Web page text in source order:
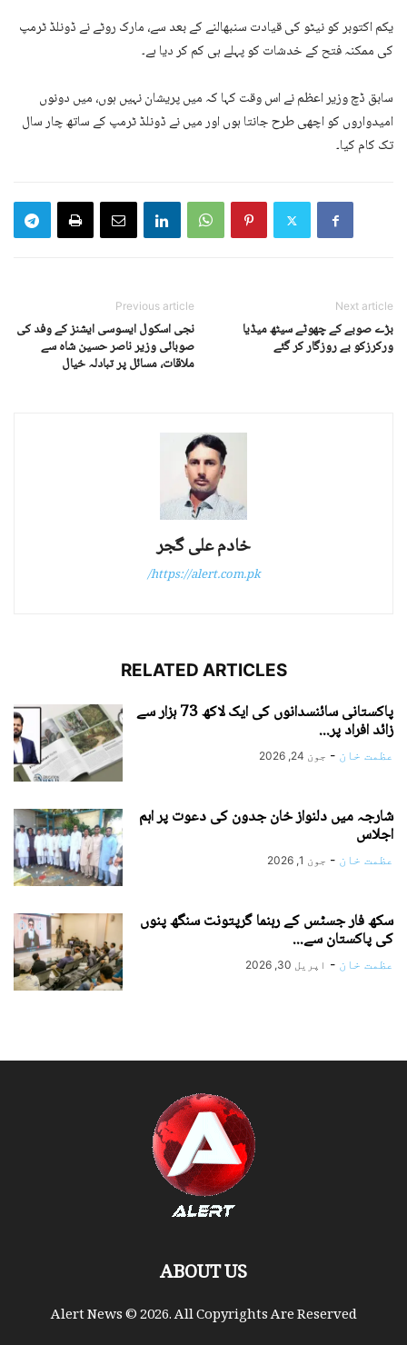
یکم اکتوبر کو نیٹو کی قیادت سنبھالنے کے بعد سے، مارک روٹے نے ڈونلڈ ٹرمپ
کی ممکنہ فتح کے خدشات کو پہلے ہی کم کر دیا ہے۔
سابق ڈچ وزیر اعظم نے اس وقت کہا کہ میں پریشان نہیں ہوں، میں دونوں
امیدواروں کو اچھی طرح جانتا ہوں اور میں نے ڈونلڈ ٹرمپ کے ساتھ چار سال
تک کام کیا۔
Previous article
نجی اسکول ایسوسی ایشنز کے وفد کی
صوبائی وزیر ناصر حسین شاہ سے
ملاقات، مسائل پر تبادلہ خیال
Next article
بڑے صوبے کے چھوٹے سیٹھ میڈیا
ورکرزکو بے روزگار کر گئے
خادم علی گجر
https://alert.com.pk/
RELATED ARTICLES
پاکستانی سائنسدانوں کی ایک لاکھ 73 ہزار سے
زائد افراد پر...
عظمت خان - جون 24, 2026
شارجہ میں دلنواز خان جدون کی دعوت پر اہم
اجلاس
عظمت خان - جون 1, 2026
سکھ فار جسٹس کے رہنما گرپتونت سنگھ پنوں
کی پاکستان سے...
عظمت خان - اپریل 30, 2026
ABOUT US
Alert News © 2026. All Copyrights Are Reserved